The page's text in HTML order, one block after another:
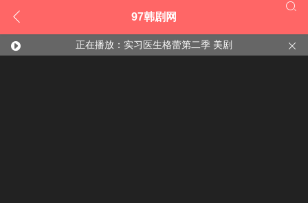
97韩剧网


 正在播放：实习医生格蕾第二季 美剧 